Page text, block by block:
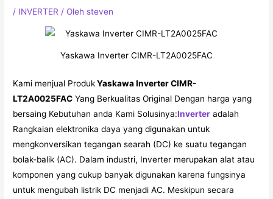
/ INVERTER / Oleh steven
Yaskawa Inverter CIMR-LT2A0025FAC
Kami menjual ProdukYaskawa Inverter CIMR-
LT2A0025FAC Yang Berkualitas Original Dengan harga yang
bersaing Kebutuhan anda Kami Solusinya:Inverter adalah
Rangkaian elektronika daya yang digunakan untuk
mengkonversikan tegangan searah (DC) ke suatu tegangan
bolak-balik (AC). Dalam industri, Inverter merupakan alat atau
komponen yang cukup banyak digunakan karena fungsinya
untuk mengubah listrik DC menjadi AC. Meskipun secara